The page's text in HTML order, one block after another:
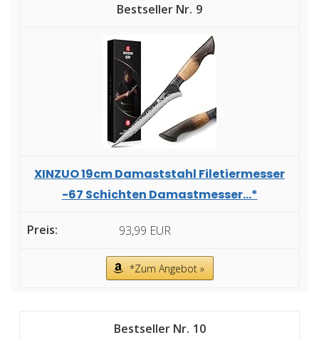
9
XINZUO 19cm Damaststahl Filetiermesser
-67 Schichten Damastmesser...*
93,99 EUR
*Zum Angebot »
10